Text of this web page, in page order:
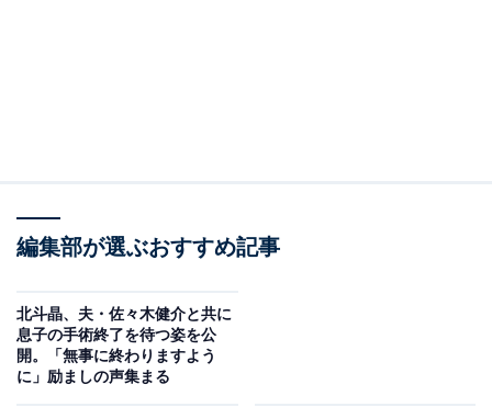
編集部が選ぶおすすめ記事
北斗晶、夫・佐々木健介と共に
息子の手術終了を待つ姿を公
開。「無事に終わりますよう
に」励ましの声集まる